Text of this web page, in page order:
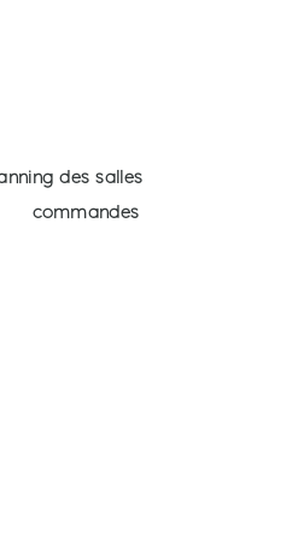
des salles
commandes